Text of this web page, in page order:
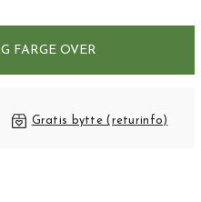
FARGE OVER
Gratis bytte (returinfo)